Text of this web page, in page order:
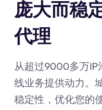
庞大而稳
代理
从超过9000多万IP
线业务提供动力。
稳定性，优化您的